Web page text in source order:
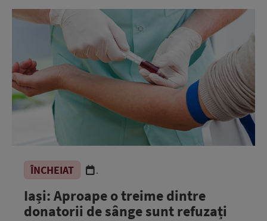
ÎNCHEIAT .
Iași: Aproape o treime dintre
donatorii de sânge sunt refuzați